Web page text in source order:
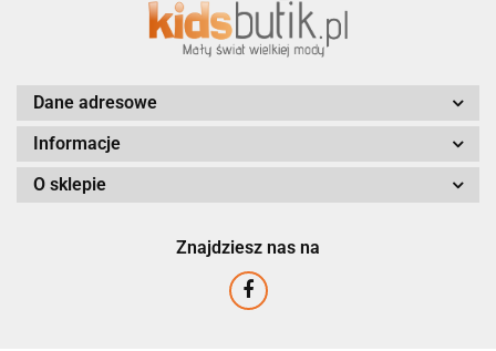
Dane adresowe
Informacje
O sklepie
Znajdziesz nas na